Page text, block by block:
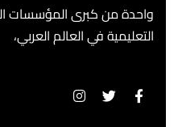
واحدة من كبرى المؤسسات
التعليمية في العالم العربي،